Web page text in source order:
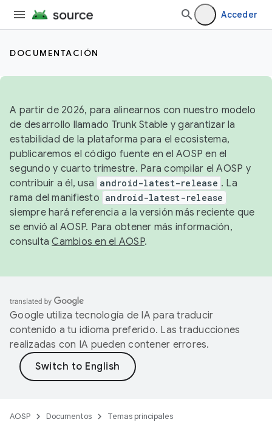
Acceder
DOCUMENTACIÓN
A partir de 2026, para alinearnos con nuestro modelo
de desarrollo llamado Trunk Stable y garantizar la
estabilidad de la plataforma para el ecosistema,
publicaremos el código fuente en el AOSP en el
segundo y cuarto trimestre. Para compilar el AOSP y
contribuir a él, usa android-latest-release . La
rama del manifiesto android-latest-release
siempre hará referencia a la versión más reciente que
se envió al AOSP. Para obtener más información,
consultaCambios en el AOSP.
Google utiliza tecnología de IA para traducir
contenido a tu idioma preferido. Las traducciones
realizadas con IA pueden contener errores.
AOSP Documentos Temas principales